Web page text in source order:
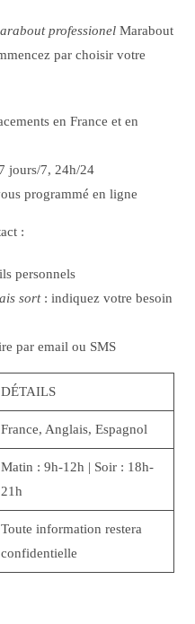
professionel Marabout
par choisir votre
en France et en
jours/7, 24h/24
programmé en ligne
:
personnels
sort: indiquez votre besoin
par email ou SMS
DÉTAILS
France, Anglais, Espagnol
Matin : 9h-12h | Soir : 18h-
21h
Toute information restera
confidentielle